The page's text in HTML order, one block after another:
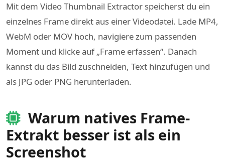
Mit dem Video Thumbnail Extractor speicherst du ein
einzelnes Frame direkt aus einer Videodatei. Lade MP4,
WebM oder MOV hoch, navigiere zum passenden
Moment und klicke auf „Frame erfassen“. Danach
kannst du das Bild zuschneiden, Text hinzufügen und
als JPG oder PNG herunterladen.
Warum natives Frame-
Extrakt besser ist als ein
Screenshot